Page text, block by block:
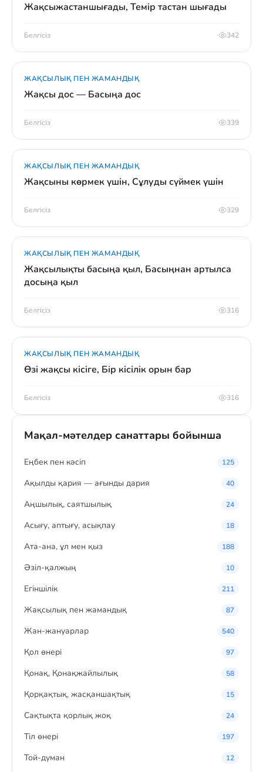
Жақсыжастаншығады, Темір тастан шығады
Белгісіз 342
ЖАҚСЫЛЫҚ ПЕН ЖАМАНДЫҚ
Жақсы дос — Басыңа дос
Белгісіз 339
ЖАҚСЫЛЫҚ ПЕН ЖАМАНДЫҚ
Жақсыны көрмек үшін, Сұлуды сүймек үшін
Белгісіз 329
ЖАҚСЫЛЫҚ ПЕН ЖАМАНДЫҚ
Жақсылықты басыңа қыл, Басыңнан артылса
досыңа қыл
Белгісіз 316
ЖАҚСЫЛЫҚ ПЕН ЖАМАНДЫҚ
Өзі жақсы кісіге, Бір кісілік орын бар
Белгісіз 316
Мақал-мәтелдер санаттары бойынша
Eңбек пен кәсіп 125
Ақылды қария — ағынды дария 40
Аңшылық, саятшылық 24
Асығу, аптығу, асықпау 18
Ата-ана, ұл мен қыз 188
Әзіл-қалжың 10
Егіншілік 211
Жақсылық пен жамандық 87
Жан-жануарлар 540
Қол өнері 97
Қонақ, Қонақжайлылық 58
Қорқақтық, жасқаншақтық 15
Сақтықта қорлық жоқ 24
Тіл өнері 197
Той-думан 12